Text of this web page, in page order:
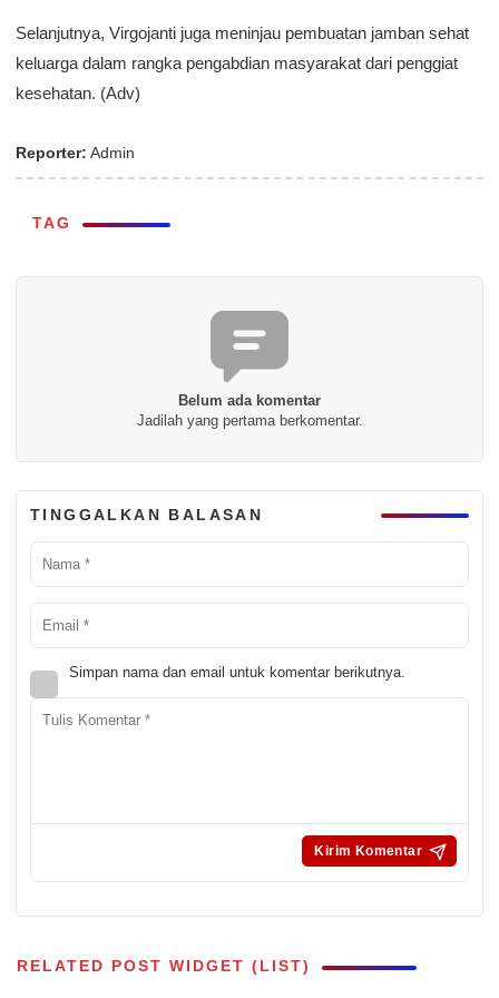
Selanjutnya, Virgojanti juga meninjau pembuatan jamban sehat
keluarga dalam rangka pengabdian masyarakat dari penggiat
kesehatan. (Adv)
Reporter: Admin
TAG
Belum ada komentar
Jadilah yang pertama berkomentar.
TINGGALKAN BALASAN
Simpan nama dan email untuk komentar berikutnya.
RELATED POST WIDGET (LIST)